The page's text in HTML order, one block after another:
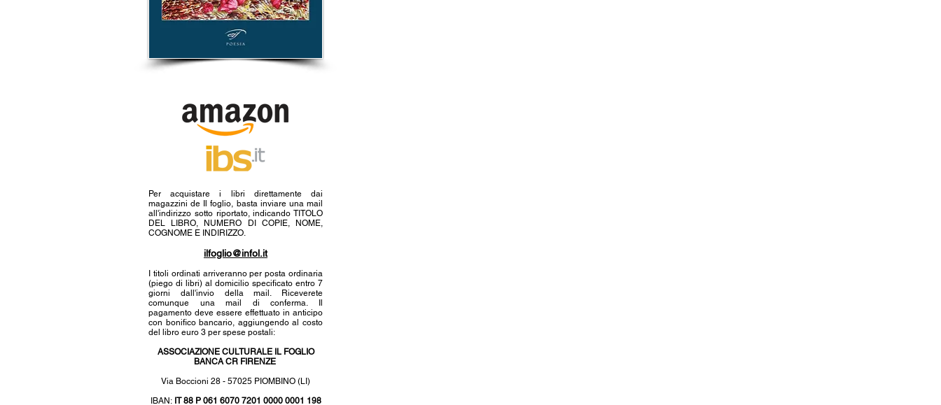
Per acquistare i libri direttamente dai
magazzini de Il foglio, basta inviare una mail
all'indirizzo sotto riportato, indicando TITOLO
DEL LIBRO, NUMERO DI COPIE, NOME,
COGNOME E INDIRIZZO.
ilfoglio@infol.it
I titoli ordinati arriveranno per posta ordinaria
(piego di libri) al domicilio specificato entro 7
giorni dall'invio della mail. Riceverete
comunque una mail di conferma. Il
pagamento deve essere effettuato in anticipo
con bonifico bancario, aggiungendo al costo
del libro euro 3 per spese postali:
ASSOCIAZIONE CULTURALE IL FOGLIO
BANCA CR FIRENZE
Via Boccioni 28 - 57025 PIOMBINO (LI)
IBAN:IT 88 P 061 6070 7201 0000 0001 198